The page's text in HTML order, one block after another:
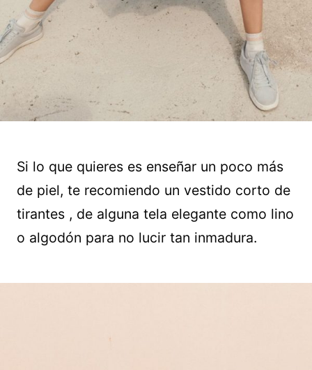
Si lo que quieres es enseñar un poco más
de piel, te recomiendo un vestido corto de
tirantes , de alguna tela elegante como lino
o algodón para no lucir tan inmadura.